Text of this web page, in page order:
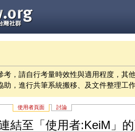
考，請自行考量時效性與適用程度，其
助，進行共筆系統搬移、及文件整理工
使用者頁面 討論
結至「使用者:KeiM」